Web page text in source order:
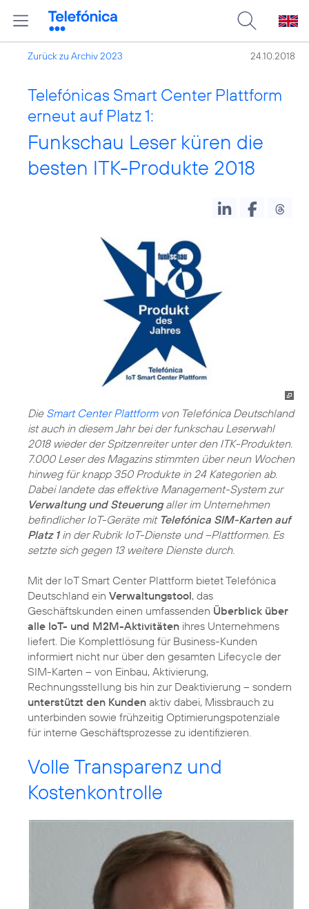
Zurück zu Archiv 2023 24.10.2018
Telefónicas Smart Center Plattform
erneut auf Platz 1:
Funkschau Leser küren die
besten ITK-Produkte 2018
Die Smart Center Plattformvon Telefónica Deutschland
ist auch in diesem Jahr bei der funkschau Leserwahl
2018 wieder der Spitzenreiter unter den ITK-Produkten.
7.000 Leser des Magazins stimmten über neun Wochen
hinweg für knapp 350 Produkte in 24 Kategorien ab.
Dabei landete das effektive Management-System zur
Verwaltung und Steuerungaller im Unternehmen
befindlicher IoT-Geräte mit Telefónica SIM-Karten auf
Platz 1in der Rubrik IoT-Dienste und –Plattformen. Es
setzte sich gegen 13 weitere Dienste durch.
Mit der IoT Smart Center Plattform bietet Telefónica
Deutschland ein Verwaltungstool, das
Geschäftskunden einen umfassenden Überblick über
alle IoT- und M2M-Aktivitäten ihres Unternehmens
liefert. Die Komplettlösung für Business-Kunden
informiert nicht nur über den gesamten Lifecycle der
SIM-Karten – von Einbau, Aktivierung,
Rechnungsstellung bis hin zur Deaktivierung – sondern
unterstützt den Kunden aktiv dabei, Missbrauch zu
unterbinden sowie frühzeitig Optimierungspotenziale
für interne Geschäftsprozesse zu identifizieren.
Volle Transparenz und
Kostenkontrolle